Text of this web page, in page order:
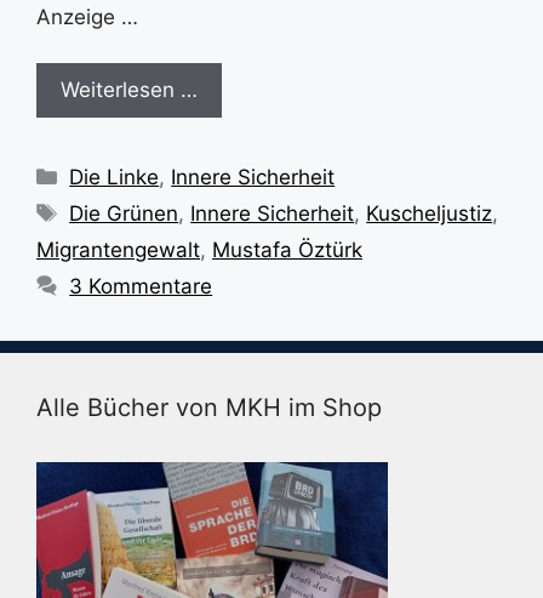
Anzeige …
Weiterlesen …
Kategorien
Die Linke, Innere Sicherheit
Schlagwörter
Die Grünen, Innere Sicherheit, Kuscheljustiz,
Migrantengewalt, Mustafa Öztürk
3 Kommentare
Alle Bücher von MKH im Shop